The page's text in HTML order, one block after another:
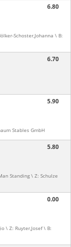
Schoster,Johanna \ B:
6.80
6.70
Stables GmbH
5.90
Standing \ Z: Schulze
5.80
\ Z: Ruyter,Josef \ B:
0.00